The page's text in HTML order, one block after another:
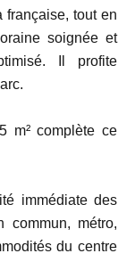
française, tout en
soignée et
Il profite
m² complète ce
immédiate des
commun, métro,
du centre